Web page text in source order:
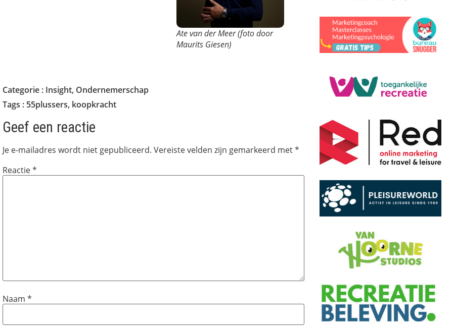
Ate van der Meer (foto door
Maurits Giesen)
Categorie : Insight, Ondernemerschap
Tags : 55plussers, koopkracht
Geef een reactie
Je e-mailadres wordt niet gepubliceerd. Vereiste velden zijn gemarkeerd met*
Reactie*
Naam *